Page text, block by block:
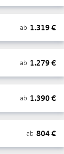
ab 1.319€
ab 1.279€
ab 1.390€
ab 804€